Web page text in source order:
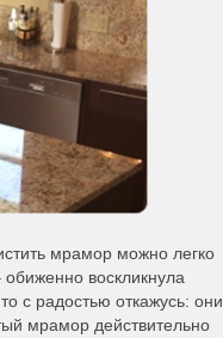
мрамор можно легко
воскликнула
с радостью откажусь: они
мрамор действительно